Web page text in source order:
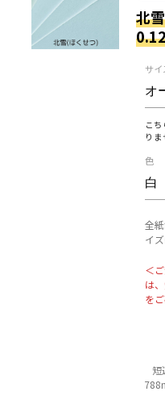
北
サイ
こ
り
色
全
イ
＜
は
を
短